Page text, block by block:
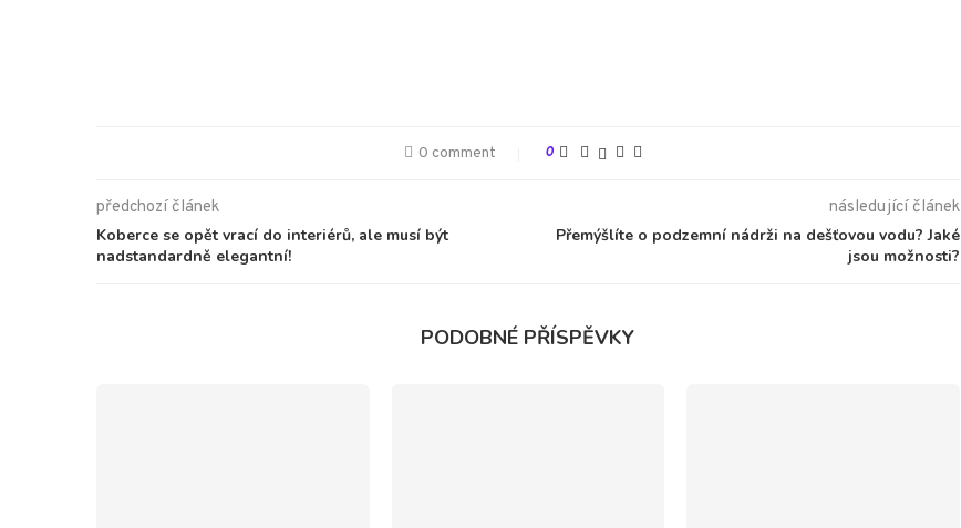
0 comment 0
předchozí článek
Koberce se opět vrací do interiérů, ale musí být
nadstandardně elegantní!
následující článek
Přemýšlíte o podzemní nádrži na dešťovou vodu? Jaké
jsou možnosti?
PODOBNÉ PŘÍSPĚVKY